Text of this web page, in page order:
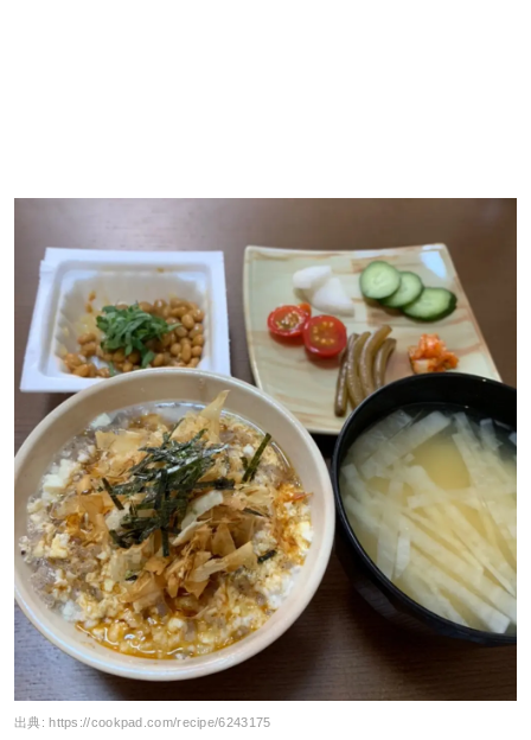
出典:https://cookpad.com/recipe/6243175